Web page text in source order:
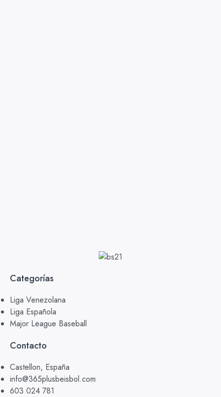
Categorías
Liga Venezolana
Liga Española
Major League Baseball
Contacto
Castellon, España
info@365plusbeisbol.com
603 024 781